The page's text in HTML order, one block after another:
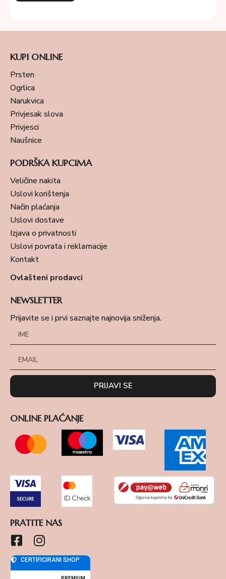
KUPI ONLINE
Prsten
Ogrlica
Narukvica
Privjesak slova
Privjesci
Naušnice
PODRŠKA KUPCIMA
Veličine nakita
Uslovi korištenja
Način plaćanja
Uslovi dostave
Izjava o privatnosti
Uslovi povrata i reklamacije
Kontakt
Ovlašteni prodavci
NEWSLETTER
Prijavite se i prvi saznajte najnovija sniženja.
PRIJAVI SE
ONLINE PLAĆANJE
PRATITE NAS